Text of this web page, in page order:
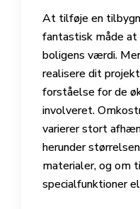
At tilføje en
fantastisk måde
boligens værdi.
realisere dit
forståelse for de
involveret.
varierer stort
herunder
materialer, og om
specialfunktioner